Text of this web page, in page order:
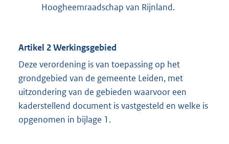
Hoogheemraadschap van Rijnland.
Artikel 2 Werkingsgebied
Deze verordening is van toepassing op het
grondgebied van de gemeente Leiden, met
uitzondering van de gebieden waarvoor een
kaderstellend document is vastgesteld en welke is
opgenomen in bijlage 1.